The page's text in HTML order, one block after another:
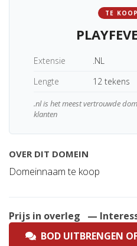
TE KOOP
Extensie
.NL
Lengte
12 tekens
.nl is het meest vertrouwde
klanten
OVER DIT DOMEIN
Domeinnaam te koop
Prijs in overleg
—
BOD UITBRENGEN